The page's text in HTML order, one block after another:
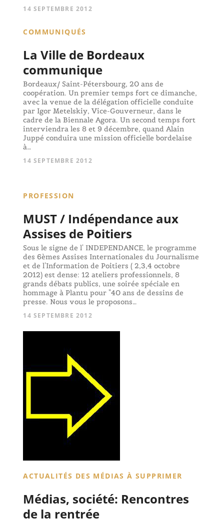
14 SEPTEMBRE 2012
COMMUNIQUÉS
La Ville de Bordeaux
communique
Bordeaux/ Saint-Pétersbourg, 20 ans de
coopération. Un premier temps fort ce dimanche,
avec la venue de la délégation officielle conduite
par Igor Metelskiy, Vice-Gouverneur, dans le
cadre de la Biennale Agora. Un second temps fort
interviendra les 8 et 9 décembre, quand Alain
Juppé conduira une mission officielle bordelaise
à…
14 SEPTEMBRE 2012
PROFESSION
MUST / Indépendance aux
Assises de Poitiers
Sous le signe de l' INDEPENDANCE, le programme
des 6èmes Assises Internationales du Journalisme
et de l'Information de Poitiers ( 2,3,4 octobre
2012) est dense: 12 ateliers professionnels, 8
grands débats publics, une soirée spéciale en
hommage à Plantu pour "40 ans de dessins de
presse. Nous vous le proposons…
14 SEPTEMBRE 2012
ACTUALITÉS DES MÉDIAS À SUPPRIMER
Médias, société: Rencontres
de la rentrée